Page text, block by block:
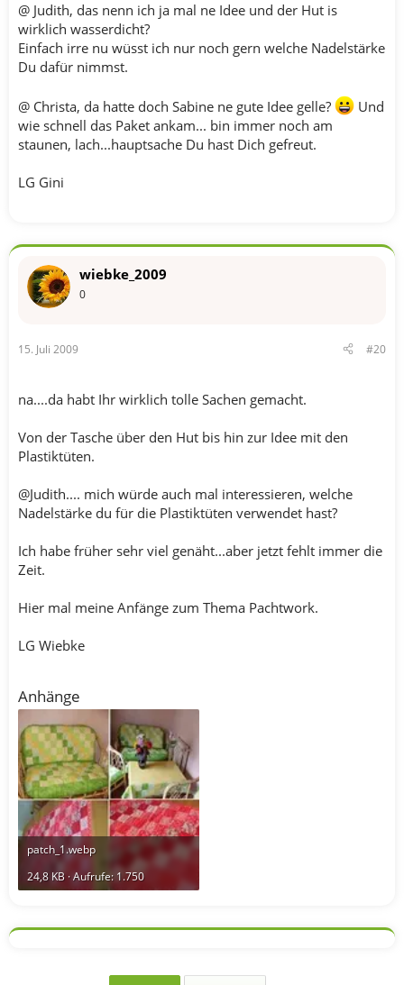
@ Judith, das nenn ich ja mal ne Idee und der Hut is
wirklich wasserdicht?
Einfach irre nu wüsst ich nur noch gern welche Nadelstärke
Du dafür nimmst.
@ Christa, da hatte doch Sabine ne gute Idee gelle?
Und
wie schnell das Paket ankam... bin immer noch am
staunen, lach...hauptsache Du hast Dich gefreut.
LG Gini
wiebke_2009
0
15. Juli 2009 #20
na....da habt Ihr wirklich tolle Sachen gemacht.
Von der Tasche über den Hut bis hin zur Idee mit den
Plastiktüten.
@Judith.... mich würde auch mal interessieren, welche
Nadelstärke du für die Plastiktüten verwendet hast?
Ich habe früher sehr viel genäht...aber jetzt fehlt immer die
Zeit.
Hier mal meine Anfänge zum Thema Pachtwork.
LG Wiebke
Anhänge
patch_1.webp
24,8 KB · Aufrufe: 1.750